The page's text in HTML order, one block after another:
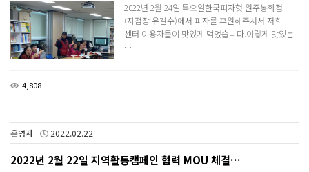
2022년 2월 24일 목요일한국피자헛 원주봉화점
(지점장 유길수)에서 피자를 후원해주셔서 저희
센터 이용자들이 맛있게 먹었습니다.이렇게 맛있는
…
4,808
운영자 2022.02.22
2022년 2월 22일 지역활동캠페인 협력 MOU 체결…